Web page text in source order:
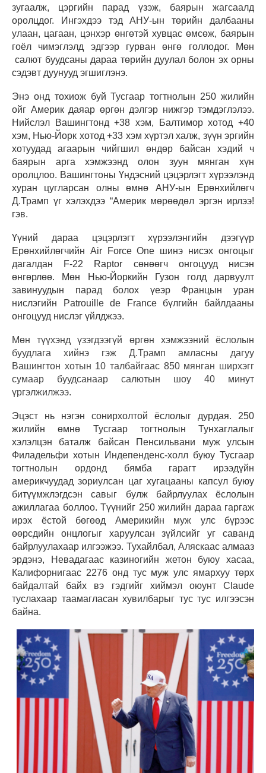
зугаалж, цэргийн парад үзэж, баярын жагсаалд
оролцдог. Ингэхдээ тэд АНУ-ын төрийн далбааны
улаан, цагаан, цэнхэр өнгөтэй хувцас өмсөж, баярын
гоёл чимэглэлд эдгээр гурван өнгө голлодог. Мөн
салют буудсаны дараа төрийн дуулал болон эх орны
сэдэвт дуунууд эгшиглэнэ.
Энэ онд тохиож буй Тусгаар тогтнолын 250 жилийн
ойг Америк даяар өргөн дэлгэр нижгэр тэмдэглэлээ.
Нийслэл Вашингтонд +38 хэм, Балтимор хотод +40
хэм, Нью-Йорк хотод +33 хэм хүртэл халж, зүүн эргийн
хотуудад агаарын чийгшил өндөр байсан хэдий ч
баярын арга хэмжээнд олон зуун мянган хүн
оролцлоо. Вашингтоны Үндэсний цэцэрлэгт хүрээлэнд
хуран цугларсан олны өмнө АНУ-ын Ерөнхийлөгч
Д.Трамп үг хэлэхдээ “Америк мөрөөдөл эргэн ирлээ!
гэв.
Үүний дараа цэцэрлэгт хүрээлэнгийн дээгүүр
Ерөнхийлөгчийн Air Force One шинэ нисэх онгоцыг
дагалдан F-22 Raptor сөнөөгч онгоцууд нисэн
өнгөрлөө. Мөн Нью-Йоркийн Гузон голд дарвуулт
завинуудын парад болох үеэр Францын уран
нислэгийн Patrouille de France бүлгийн байлдааны
онгоцууд нислэг үйлджээ.
Мөн түүхэнд үзэгдээгүй өргөн хэмжээний ёслолын
буудлага хийнэ гэж Д.Трамп амласны дагуу
Вашингтон хотын 10 талбайгаас 850 мянган ширхэгг
сумаар буудсанаар салютын шоу 40 минут
үргэлжилжээ.
Эцэст нь нэгэн сонирхолтой ёслолыг дурдая. 250
жилийн өмнө Тусгаар тогтнолын Тунхаглалыг
хэлэлцэн баталж байсан Пенсильвани муж улсын
Филадельфи хотын Индепенденс-холл буюу Тусгаар
тогтнолын ордонд бямба гарагт ирээдүйн
америкчуудад зориулсан цаг хугацааны капсул буюу
битүүмжлэгдсэн савыг булж байрлуулах ёслолын
ажиллагаа боллоо. Түүнийг 250 жилийн дараа гаргаж
ирэх ёстой бөгөөд Америкийн муж улс бүрээс
өөрсдийн онцлогыг харуулсан зүйлсийг уг саванд
байрлуулахаар илгээжээ. Тухайлбал, Аляскаас алмааз
эрдэнэ, Невадагаас казиногийн жетон буюу хасаа,
Калифорнигаас 2276 онд тус муж улс ямархуу төрх
байдалтай байх вэ гэдгийг хиймэл оюунт Claude
туслахаар таамагласан хувилбарыг тус тус илгээсэн
байна.